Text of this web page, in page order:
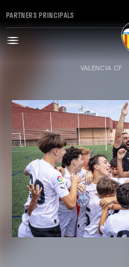
PARTNERS PRINCIPALS
VALENCIA CF